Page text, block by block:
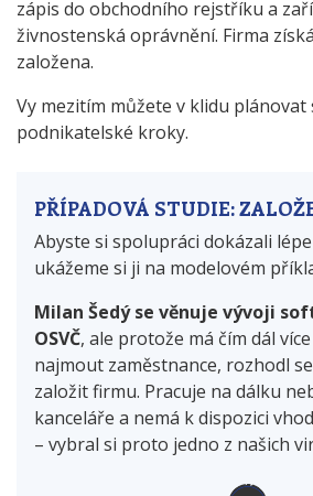
zápis do obchodního rejstříku a
živnostenská oprávnění. Firma
založena.
Vy mezitím můžete v klidu plánovat
podnikatelské kroky.
PŘÍPADOVÁ STUDIE:
Abyste si spolupráci dokázali
ukážeme si ji na modelovém
Milan Šedý se věnuje vývoji
OSVČ, ale protože má čím dál
najmout zaměstnance, rozhodl
založit firmu. Pracuje na dálku
kanceláře a nemá k dispozici
– vybral si proto jedno z našich